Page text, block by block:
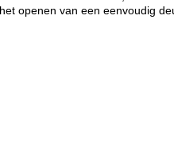
openen van een eenvoudig